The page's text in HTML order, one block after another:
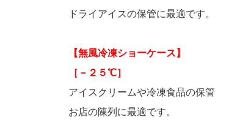
ドライアイスの保管に最適です。
【無風冷凍ショーケース】
［－２５℃］
アイスクリームや冷凍食品の保管
お店の陳列に最適です。